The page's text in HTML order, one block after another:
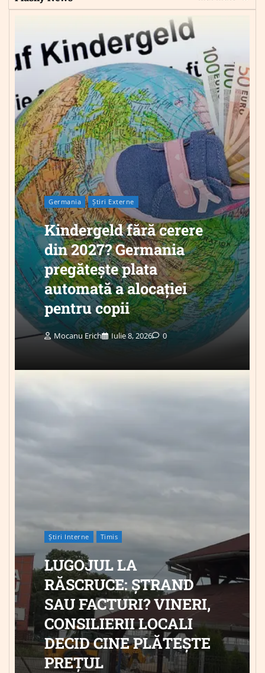
Germania Știri Externe
Kindergeld fără cerere
din 2027? Germania
pregătește plata
automată a alocației
pentru copii
Mocanu Erich Iulie 8, 2026 0
Știri Interne Timis
LUGOJUL LA
RĂSCRUCE: ȘTRAND
SAU FACTURI? VINERI,
CONSILIERII LOCALI
DECID CINE PLĂTEȘTE
PREȚUL